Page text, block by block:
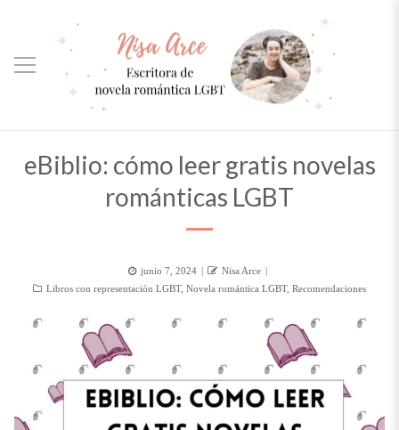
eBiblio: cómo leer gratis novelas
románticas LGBT
Posted
on
junio 7, 2024 Author
Nisa Arce
Categorías
Libros con representación LGBT, Novela romántica LGBT, Recomendaciones